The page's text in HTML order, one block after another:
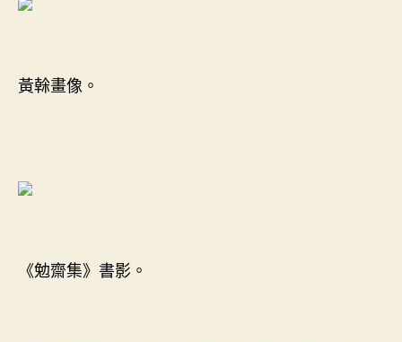
黃榦畫像。
《勉齋集》書影。